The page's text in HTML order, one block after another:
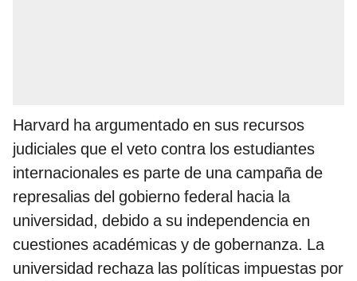
Harvard ha argumentado en sus recursos
judiciales que el veto contra los estudiantes
internacionales es parte de una campaña de
represalias del gobierno federal hacia la
universidad, debido a su independencia en
cuestiones académicas y de gobernanza. La
universidad rechaza las políticas impuestas por